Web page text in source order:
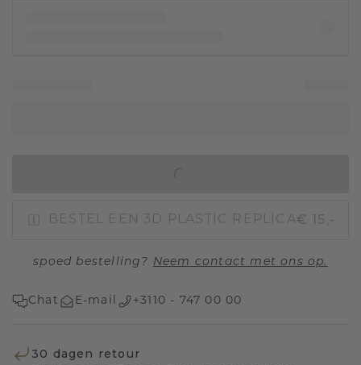
BESTEL EEN 3D PLASTIC REPLICA€ 15,-
spoed bestelling? Neem contact met ons op.
Chat E-mail +3110 - 747 00 00
30 dagen retour